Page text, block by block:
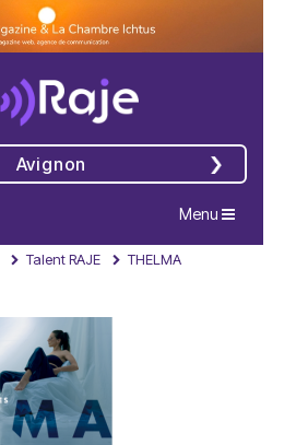
Avignon
Navigation
Menu
Talent RAJE THELMA